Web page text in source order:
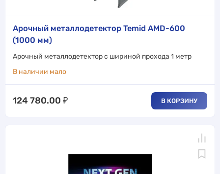
Арочный металлодетектор Temid AMD-600
(1000 мм)
Арочный металлодетектор с шириной прохода 1 метр
В наличии мало
124 780.00 ₽ В КОРЗИНУ